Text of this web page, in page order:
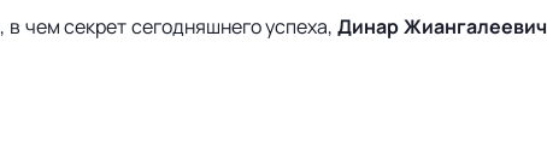
чем секрет сегодняшнего успеха,Динар Жиангалеевич